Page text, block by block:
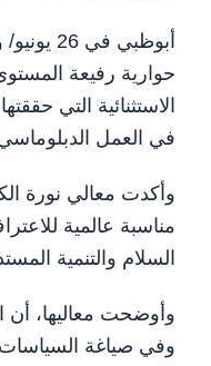
حوارية رفيعة
الاستثنائية التي
في العمل
وأكدت معالي نورة
مناسبة عالمية
السلام والتنمية
وأوضحت معاليها، أن
وفي صياغة السياسات